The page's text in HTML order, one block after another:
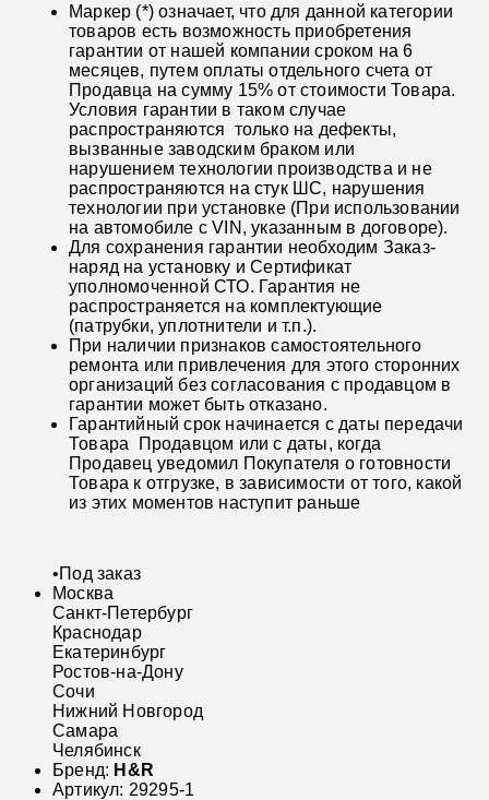
Маркер (*) означает, что для данной категории
товаров есть возможность приобретения
гарантии от нашей компании сроком на 6
месяцев, путем оплаты отдельного счета от
Продавца на сумму 15% от стоимости Товара.
Условия гарантии в таком случае
распространяются только на дефекты,
вызванные заводским браком или
нарушением технологии производства и не
распространяются на стук ШС, нарушения
технологии при установке (При использовании
на автомобиле с VIN, указанным в договоре).
Для сохранения гарантии необходим Заказ-
наряд на установку и Сертификат
уполномоченной СТО. Гарантия не
распространяется на комплектующие
(патрубки, уплотнители и т.п.).
При наличии признаков самостоятельного
ремонта или привлечения для этого сторонних
организаций без согласования с продавцом в
гарантии может быть отказано.
Гарантийный срок начинается с даты передачи
Товара Продавцом или с даты, когда
Продавец уведомил Покупателя о готовности
Товара к отгрузке, в зависимости от того, какой
из этих моментов наступит раньше
•Под заказ
Москва
Санкт-Петербург
Краснодар
Екатеринбург
Ростов-на-Дону
Сочи
Нижний Новгород
Самара
Челябинск
Бренд: H&R
Артикул: 29295-1